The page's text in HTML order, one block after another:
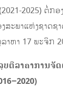
2025) ຕໍ່ກ
ສະພາແຫ່ງຊາດ
າຫາ 17 ພະຈິກ
ຕີລາຄາການຈັ
–2020)